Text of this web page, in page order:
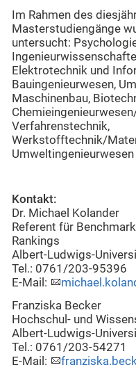
Im Rahmen des
Masterstudiengänge
untersucht:
Elektrotechnik und
Bauingenieurwesen,
Maschinenbau,
Verfahrenstechnik,
Werkstofftechnik/
Umweltingenieurwesen
Kontakt:
Dr. Michael Kolander
Referent für
Rankings
Albert-Ludwigs-
Tel.: 0761/203-95396
E-Mail:
Franziska Becker
Hochschul- und
Albert-Ludwigs-
Tel.: 0761/203-54271
E-Mail: